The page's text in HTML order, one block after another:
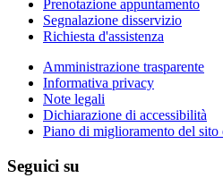
Prenotazione appuntamento
Segnalazione disservizio
Richiesta d'assistenza
Amministrazione trasparente
Informativa privacy
Note legali
Dichiarazione di accessibilità
Piano di miglioramento del sito
Seguici su